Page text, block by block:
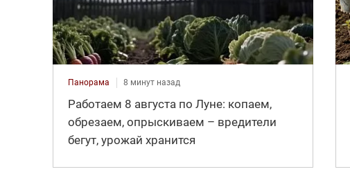
Панорама 8 минут назад
Работаем 8 августа по Луне: копаем,
обрезаем, опрыскиваем – вредители
бегут, урожай хранится